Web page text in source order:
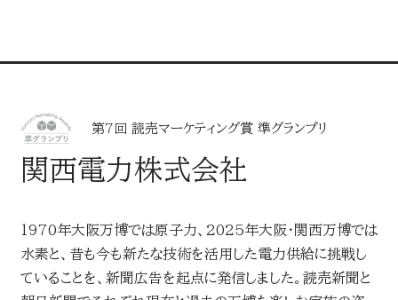
第7回 読売マーケティング賞 準グランプリ
関西電力株式会社
1970年大阪万博では原子力、2025年大阪・関西万博では
水素と、昔も今も新たな技術を活用した電力供給に挑戦し
ていることを、新聞広告を起点に発信しました。読売新聞と